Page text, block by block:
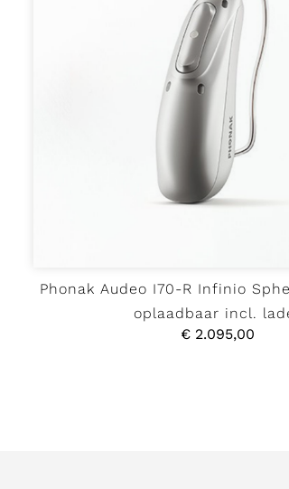
Phonak Audeo I70-R Infinio
oplaadbaar incl.
€2.095,00